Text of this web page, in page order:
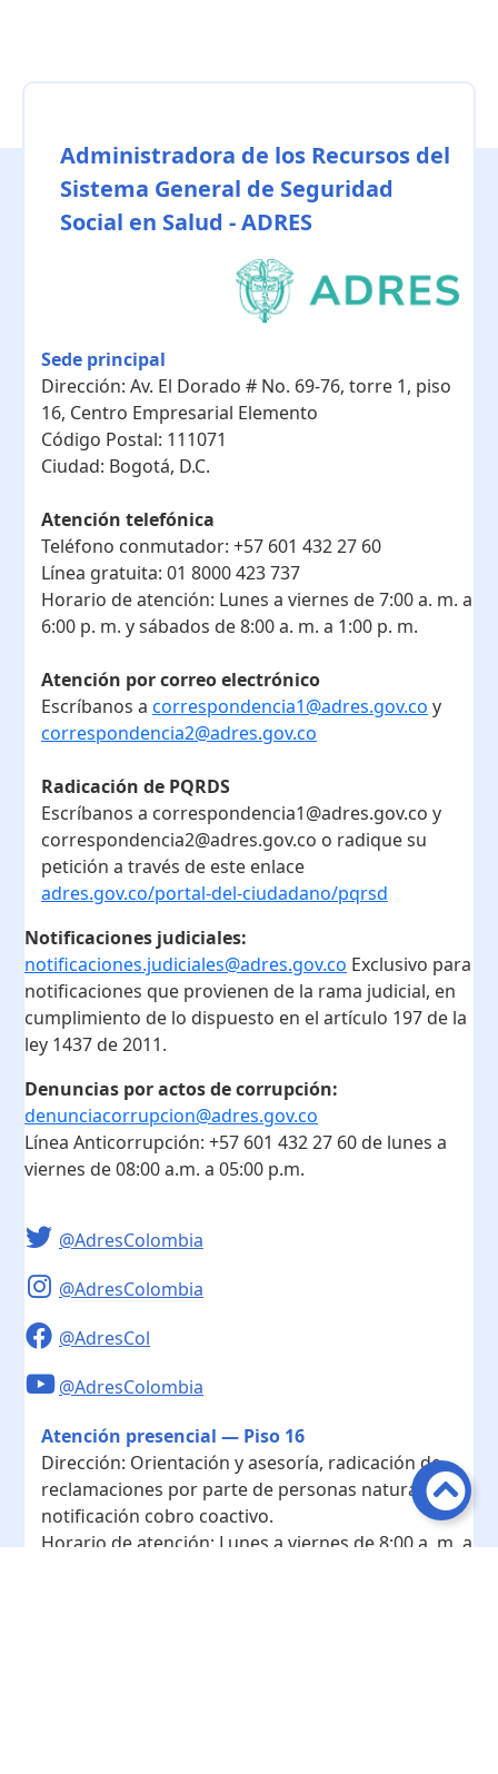
Administradora de los Recursos del
Sistema General de Seguridad
Social en Salud - ADRES
Sede principal
Dirección: Av. El Dorado # No. 69-76, torre 1, piso
16, Centro Empresarial Elemento
Código Postal: 111071
Ciudad: Bogotá, D.C.
Atención telefónica
Teléfono conmutador: +57 601 432 27 60
Línea gratuita: 01 8000 423 737
Horario de atención: Lunes a viernes de 7:00 a. m. a
6:00 p. m. y sábados de 8:00 a. m. a 1:00 p. m.
Atención por correo electrónico
Escríbanos a correspondencia1@adres.gov.co y
correspondencia2@adres.gov.co
Radicación de PQRDS
Escríbanos a correspondencia1@adres.gov.co y
correspondencia2@adres.gov.co o radique su
petición a través de este enlace
adres.gov.co/portal-del-ciudadano/pqrsd
Notificaciones judiciales:
notificaciones.judiciales@adres.gov.co Exclusivo para
notificaciones que provienen de la rama judicial, en
cumplimiento de lo dispuesto en el artículo 197 de la
ley 1437 de 2011.
Denuncias por actos de corrupción:
denunciacorrupcion@adres.gov.co
Línea Anticorrupción: +57 601 432 27 60 de lunes a
viernes de 08:00 a.m. a 05:00 p.m.
@AdresColombia
@AdresColombia
@AdresCol
@AdresColombia
Atención presencial — Piso 16
Dirección: Orientación y asesoría, radicación de
reclamaciones por parte de personas naturales y
notificación cobro coactivo.
Horario de atención: Lunes a viernes de 8:00 a. m. a